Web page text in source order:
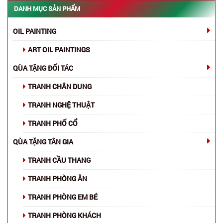
DANH MỤC SẢN PHẨM
OIL PAINTING
ART OIL PAINTINGS
QÙA TẶNG ĐỐI TÁC
TRANH CHÂN DUNG
TRANH NGHỆ THUẬT
TRANH PHỐ CỔ
QÙA TẶNG TÂN GIA
TRANH CẦU THANG
TRANH PHÒNG ĂN
TRANH PHÒNG EM BÉ
TRANH PHÒNG KHÁCH